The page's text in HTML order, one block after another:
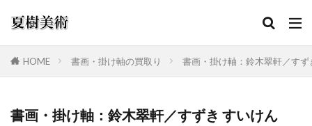
HOME 書画・掛け軸の買取り 書画・掛け軸：鈴木翠軒／す
書画・掛け軸：鈴木翠軒／すずき すいけん
カテゴリー